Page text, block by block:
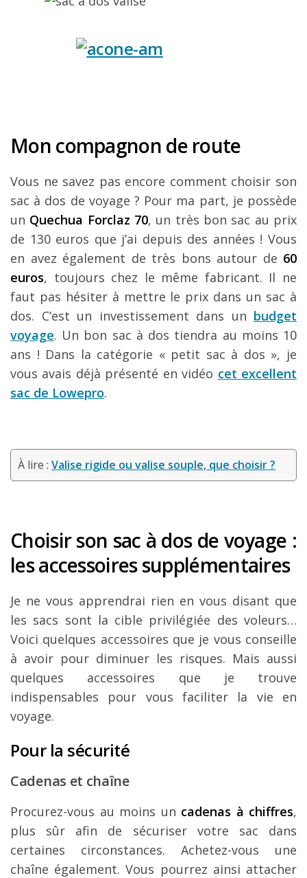
Mon compagnon de route
Vous ne savez pas encore comment choisir son
sac à dos de voyage ? Pour ma part, je possède
un Quechua Forclaz 70, un très bon sac au prix
de 130 euros que j’ai depuis des années ! Vous
en avez également de très bons autour de 60
euros, toujours chez le même fabricant. Il ne
faut pas hésiter à mettre le prix dans un sac à
dos. C’est un investissement dans un budget
voyage. Un bon sac à dos tiendra au moins 10
ans ! Dans la catégorie « petit sac à dos », je
vous avais déjà présenté en vidéo cet excellent
sac de Lowepro.
À lire :Valise rigide ou valise souple, que choisir ?
Choisir son sac à dos de voyage :
les accessoires supplémentaires
Je ne vous apprendrai rien en vous disant que
les sacs sont la cible privilégiée des voleurs…
Voici quelques accessoires que je vous conseille
à avoir pour diminuer les risques. Mais aussi
quelques accessoires que je trouve
indispensables pour vous faciliter la vie en
voyage.
Pour la sécurité
Cadenas et chaîne
Procurez-vous au moins un cadenas à chiffres,
plus sûr afin de sécuriser votre sac dans
certaines circonstances. Achetez-vous une
chaîne également. Vous pourrez ainsi attacher